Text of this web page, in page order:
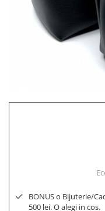
0 Lei - 100 Lei
100 Lei - 200 Lei
200 Lei - 300 Lei
BONUS o Bijuterie/
500 lei. O alegi in cos.